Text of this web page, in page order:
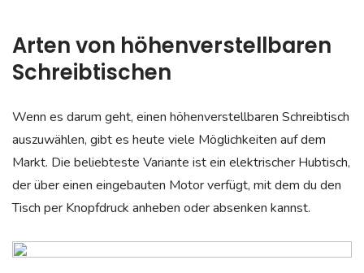
Arten von höhenverstellbaren
Schreibtischen
Wenn es darum geht, einen höhenverstellbaren Schreibtisch
auszuwählen, gibt es heute viele Möglichkeiten auf dem
Markt. Die beliebteste Variante ist ein elektrischer Hubtisch,
der über einen eingebauten Motor verfügt, mit dem du den
Tisch per Knopfdruck anheben oder absenken kannst.